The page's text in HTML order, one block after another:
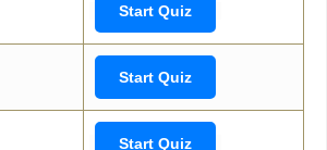
Start Quiz
Start Quiz
Start Quiz